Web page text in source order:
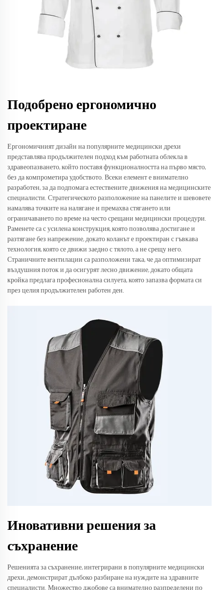
Подобрено ергономично
проектиране
Ергономичният дизайн на популярните медицински дрехи
представлява продължителен подход към работната облекла в
здравеопазването, който поставя функционалността на първо място,
без да компрометира удобството. Всеки елемент е внимателно
разработен, за да подпомага естествените движения на медицинските
специалисти. Стратегическото разположение на панелите и шевовете
намалява точките на налягане и премахва стягането или
ограничаването по време на често срещани медицински процедури.
Раменете са с усилена конструкция, която позволява достигане и
разтягане без напрежение, докато коланът е проектиран с гъвкава
технология, която се движи заедно с тялото, а не срещу него.
Страничните вентилации са разположени така, че да оптимизират
въздушния поток и да осигурят лесно движение, докато общата
кройка предлага професионална силуета, която запазва формата си
през целия продължителен работен ден.
Иновативни решения за
съхранение
Решенията за съхранение, интегрирани в популярните медицински
дрехи, демонстрират дълбоко разбиране на нуждите на здравните
специалисти. Множество джобове са внимателно разпределени по